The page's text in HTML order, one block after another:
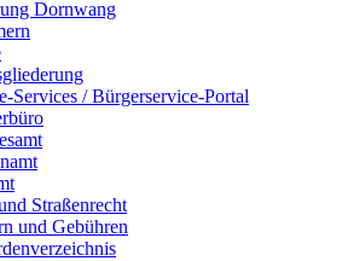
Dornwang
Services / Bürgerservice-Portal
Straßenrecht
und Gebühren